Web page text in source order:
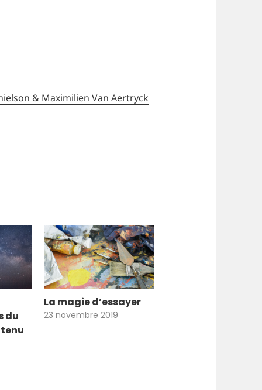
& Maximilien Van Aertryck
du
La magie d’essayer
23 novembre 2019